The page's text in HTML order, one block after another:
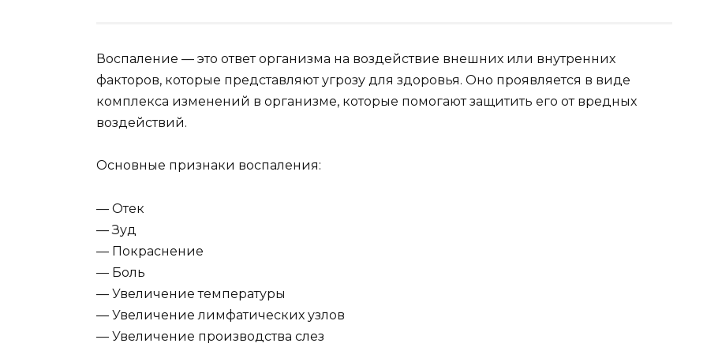
Воспаление — это ответ организма на воздействие внешних или внутренних
факторов, которые представляют угрозу для здоровья. Оно проявляется в виде
комплекса изменений в организме, которые помогают защитить его от вредных
воздействий.
Основные признаки воспаления:
— Отек
— Зуд
— Покраснение
— Боль
— Увеличение температуры
— Увеличение лимфатических узлов
— Увеличение производства слез